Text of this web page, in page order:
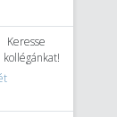
Keresse
kollégánkat!